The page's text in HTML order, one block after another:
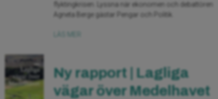
flyktingkrisen. Lyssna när ekonomen och debattören
Agneta Berge gästar Pengar och Politik.
Ny rapport | Lagliga
vägar över Medelhavet